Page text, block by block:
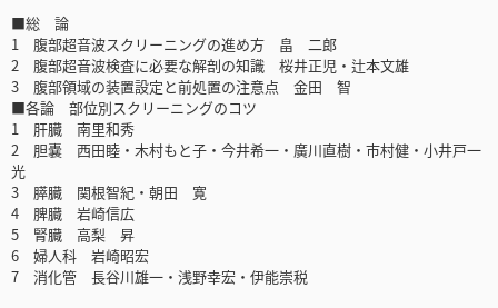
■総 論
1 腹部超音波スクリーニングの進め方 畠 二郎
2 腹部超音波検査に必要な解剖の知識 桜井正児・辻本文雄
3 腹部領域の装置設定と前処置の注意点 金田 智
■各論 部位別スクリーニングのコツ
1 肝臓 南里和秀
2 胆嚢 西田睦・木村もと子・今井希一・廣川直樹・市村健・小井戸一
光
3 膵臓 関根智紀・朝田 寛
4 脾臓 岩崎信広
5 腎臓 高梨 昇
6 婦人科 岩崎昭宏
7 消化管 長谷川雄一・浅野幸宏・伊能崇税